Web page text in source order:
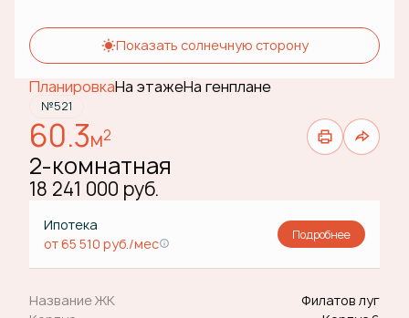
Показать солнечную сторону
ПланировкаНа этажеНа генплане
№521
60.3м2
2-комнатная
18 241 000 руб.
Ипотека
от 65 510 руб./мес
Подробнее
Название ЖК
Филатов луг